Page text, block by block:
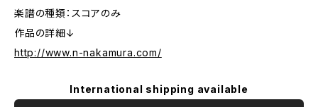
楽譜の種類：スコアのみ
作品の詳細↓
http://www.n-nakamura.com/
International shipping available